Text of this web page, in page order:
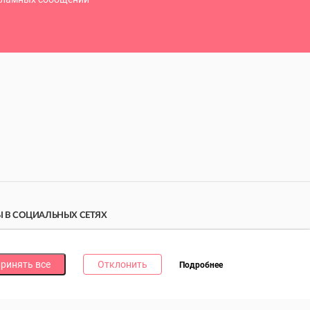
все Отклонить Подробнее
В СОЦИАЛЬНЫХ СЕТЯХ
за каждую!